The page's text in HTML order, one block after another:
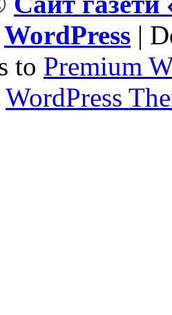
WordPress |
to Premium
WordPress